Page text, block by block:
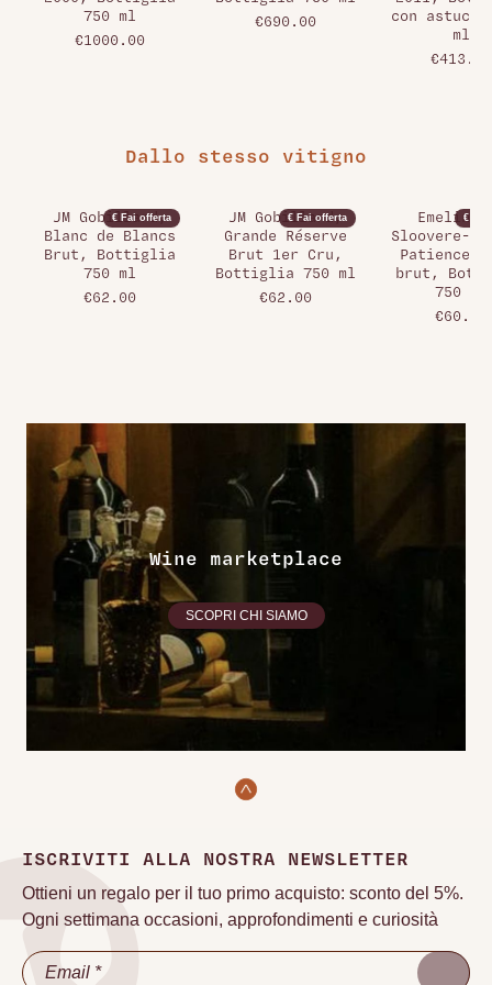
750 ml
€1000.00
€690.00
con
ml
€413.00
Dallo stesso vitigno
€ Fai offerta
JM Gobillard,
Blanc de Blancs
Brut, Bottiglia
750 ml
€62.00
€ Fai offerta
JM Gobillard,
Grande Réserve
Brut 1er Cru,
Bottiglia 750 ml
€62.00
€ Fai
Emeline
Sloovere-
Patience
brut,
750 ml
€60.00
Wine marketplace
SCOPRI CHI SIAMO
ISCRIVITI ALLA NOSTRA NEWSLETTER
Ottieni un regalo per il tuo primo acquisto: sconto del 5%.
Ogni settimana occasioni, approfondimenti e curiosità